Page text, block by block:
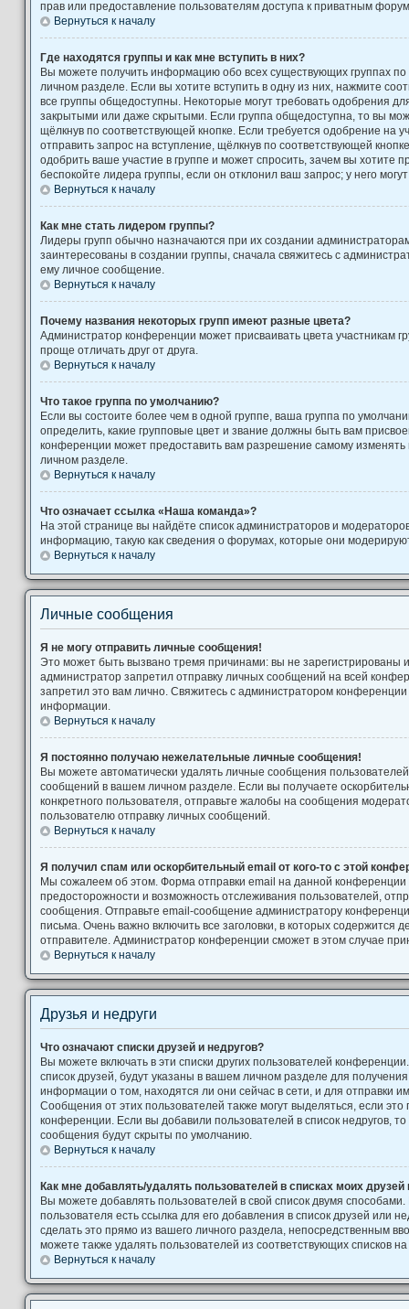
прав или предоставление пользователям доступа к приватным
Вернуться к началу
Где находятся группы и как мне вступить в них?
Вы можете получить информацию обо всех существующих группах
личном разделе. Если вы хотите вступить в одну из них, нажмите
все группы общедоступны. Некоторые могут требовать одобрения
закрытыми или даже скрытыми. Если группа общедоступна, то вы
щёлкнув по соответствующей кнопке. Если требуется одобрение на
отправить запрос на вступление, щёлкнув по соответствующей
одобрить ваше участие в группе и может спросить, зачем вы хотите
беспокойте лидера группы, если он отклонил ваш запрос; у него
Вернуться к началу
Как мне стать лидером группы?
Лидеры групп обычно назначаются при их создании
заинтересованы в создании группы, сначала свяжитесь с
ему личное сообщение.
Вернуться к началу
Почему названия некоторых групп имеют разные цвета?
Администратор конференции может присваивать цвета участникам
проще отличать друг от друга.
Вернуться к началу
Что такое группа по умолчанию?
Если вы состоите более чем в одной группе, ваша группа по
определить, какие групповые цвет и звание должны быть вам
конференции может предоставить вам разрешение самому изменять
личном разделе.
Вернуться к началу
Что означает ссылка «Наша команда»?
На этой странице вы найдёте список администраторов и
информацию, такую как сведения о форумах, которые они
Вернуться к началу
Личные сообщения
Я не могу отправить личные сообщения!
Это может быть вызвано тремя причинами: вы не
администратор запретил отправку личных сообщений на всей
запретил это вам лично. Свяжитесь с администратором
информации.
Вернуться к началу
Я постоянно получаю нежелательные личные сообщения!
Вы можете автоматически удалять личные сообщения
сообщений в вашем личном разделе. Если вы получаете
конкретного пользователя, отправьте жалобы на сообщения
пользователю отправку личных сообщений.
Вернуться к началу
Я получил спам или оскорбительный email от кого-то с этой
Мы сожалеем об этом. Форма отправки email на данной
предосторожности и возможность отслеживания пользователей,
сообщения. Отправьте email-сообщение администратору
письма. Очень важно включить все заголовки, в которых содержится
отправителе. Администратор конференции сможет в этом случае
Вернуться к началу
Друзья и недруги
Что означают списки друзей и недругов?
Вы можете включать в эти списки других пользователей
список друзей, будут указаны в вашем личном разделе для
информации о том, находятся ли они сейчас в сети, и для отправки
Сообщения от этих пользователей также могут выделяться, если
конференции. Если вы добавили пользователей в список недругов,
сообщения будут скрыты по умолчанию.
Вернуться к началу
Как мне добавлять/удалять пользователей в списках моих друзей
Вы можете добавлять пользователей в свой список двумя
пользователя есть ссылка для его добавления в список друзей или
сделать это прямо из вашего личного раздела, непосредственным
можете также удалять пользователей из соответствующих списков
Вернуться к началу